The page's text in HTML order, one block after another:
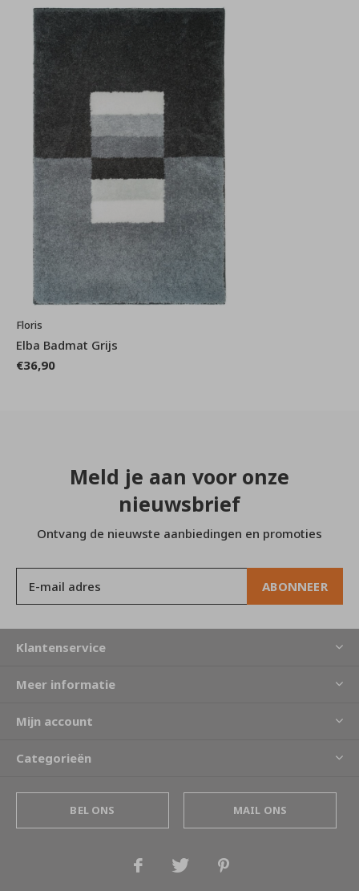
Floris
Elba Badmat Grijs
€36,90
Meld je aan voor onze
nieuwsbrief
Ontvang de nieuwste aanbiedingen en promoties
ABONNEER
Klantenservice
Meer informatie
Mijn account
Categorieën
BEL ONS MAIL ONS